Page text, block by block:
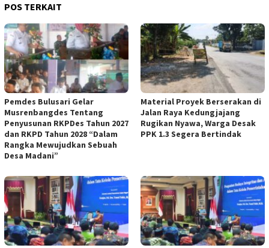
POS TERKAIT
Pemdes Bulusari Gelar
Musrenbangdes Tentang
Penyusunan RKPDes Tahun 2027
dan RKPD Tahun 2028 “Dalam
Rangka Mewujudkan Sebuah
Desa Madani”
Material Proyek Berserakan di
Jalan Raya Kedungjajang
Rugikan Nyawa, Warga Desak
PPK 1.3 Segera Bertindak